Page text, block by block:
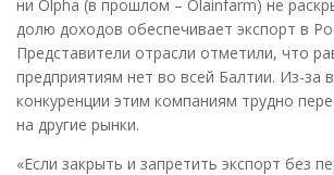
ни Olpha (в прошлом – Olainfarm) не
долю доходов обеспечивает экспорт в
Представители отрасли отметили, что
предприятиям нет во всей Балтии. Из-за
конкуренции этим компаниям трудно
на другие рынки.
«Если закрыть и запретить экспорт без